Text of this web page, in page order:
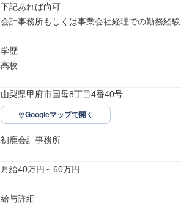
下記あれば尚可
会計事務所もしくは事業会社経理での勤務経験
学歴
高校
山梨県甲府市国母8丁目4番40号
Googleマップで開く
初鹿会計事務所
月給40万円～60万円
給与詳細